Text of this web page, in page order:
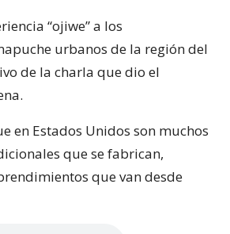
“ojiwe” a los
urbanos de la región del
de la charla que dio el
en Estados Unidos son muchos
que se fabrican,
que van desde